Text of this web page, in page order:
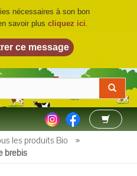
DU BIO©
les produits Bio
»
brebis
nécessaires à son bon
savoir plus cliquez ici.